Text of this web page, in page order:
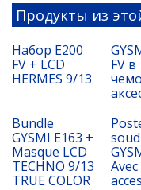
Продукты из
Набор E200
FV + LCD
HERMES 9/13
FV в
Bundle
GYSMI E163 +
Masque LCD
TECHNO 9/13
TRUE COLOR